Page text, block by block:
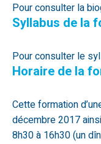
Pour consulter la
Syllabus de la
Pour consulter le
Horaire de la
Cette formation
décembre 2017
8h30 à 16h30 (un